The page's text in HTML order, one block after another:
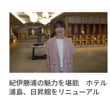
紀伊勝浦の魅力を堪能 ホテル
浦島、日昇館をリニューアル